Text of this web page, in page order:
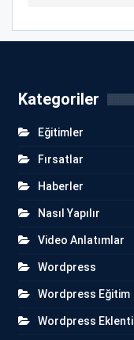
Kategoriler
Eğitimler
Fırsatlar
Haberler
Nasıl Yapılır
Video Anlatımlar
Wordpress
Wordpress Eğitim
Wordpress Eklenti